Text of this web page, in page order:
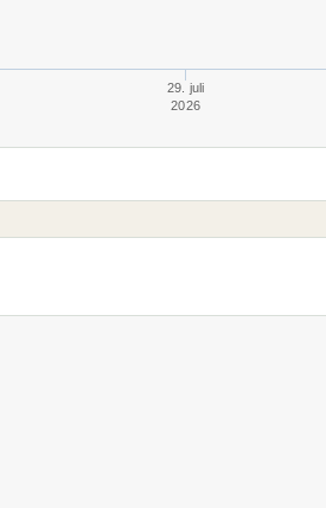
29. juli
2026